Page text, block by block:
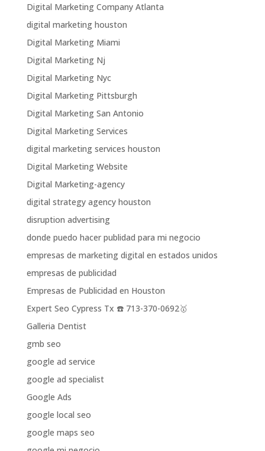
Digital Marketing Company Atlanta
digital marketing houston
Digital Marketing Miami
Digital Marketing Nj
Digital Marketing Nyc
Digital Marketing Pittsburgh
Digital Marketing San Antonio
Digital Marketing Services
digital marketing services houston
Digital Marketing Website
Digital Marketing-agency
digital strategy agency houston
disruption advertising
donde puedo hacer publidad para mi negocio
empresas de marketing digital en estados unidos
empresas de publicidad
Empresas de Publicidad en Houston
Expert Seo Cypress Tx ☎️ 713-370-0692🥇
Galleria Dentist
gmb seo
google ad service
google ad specialist
Google Ads
google local seo
google maps seo